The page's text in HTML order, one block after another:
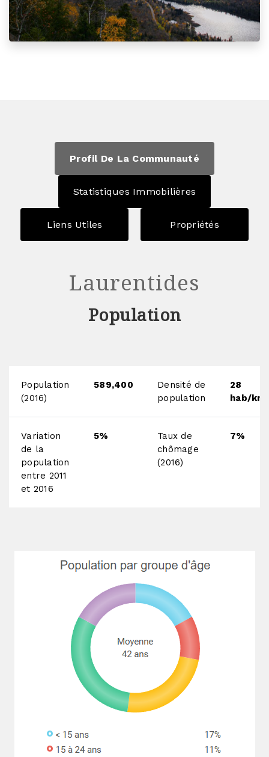
Profil De La Communauté
Statistiques Immobilières
Liens Utiles Propriétés
Laurentides
Population
Population
(2016)
589,400
Densité de
population
28
hab/
Variation
de la
population
entre 2011
et 2016
5%
Taux de
chômage
(2016)
7%